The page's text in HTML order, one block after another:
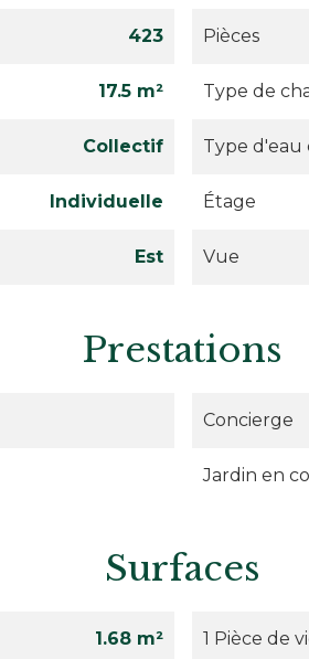
423 Pièces
17.5 m² Type de
Collectif Type d'eau
Individuelle Étage
Est Vue
Prestations
Concierge
Jardin en
Surfaces
1.68 m² 1 Pièce de